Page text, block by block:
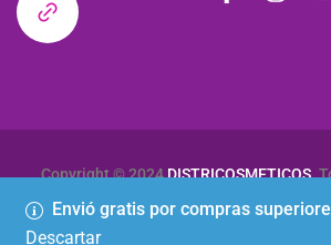
Envió gratis por compras
Descartar
Copyright © 2024DISTRICOSMETICOS.